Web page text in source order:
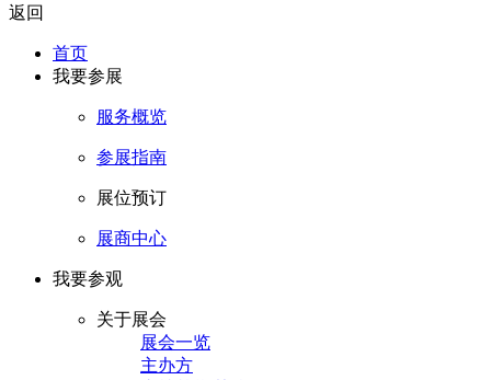
返回
首页
我要参展
服务概览
参展指南
展位预订
展商中心
我要参观
关于展会
展会一览
主办方